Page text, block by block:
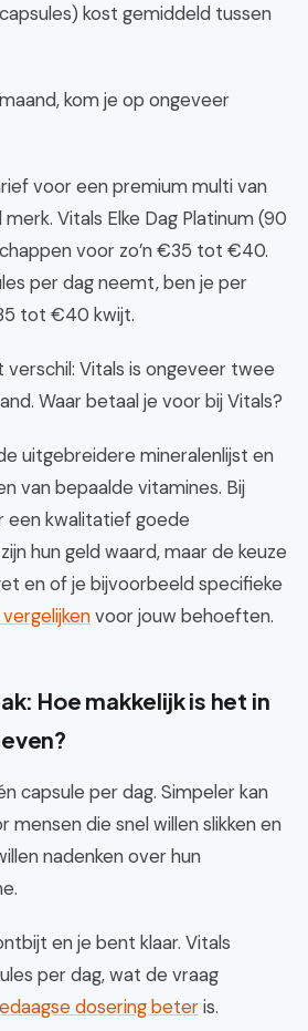
kost gemiddeld tussen
kom je op ongeveer
voor een premium multi van
Vitals Elke Dag Platinum (90
voor zo’n €35 tot €40.
per dag neemt, ben je per
tot €40 kwijt.
verschil: Vitals is ongeveer twee
Waar betaal je voor bij Vitals?
uitgebreidere mineralenlijst en
van bepaalde vitamines. Bij
een kwalitatief goede
hun geld waard, maar de keuze
en of je bijvoorbeeld specifieke
voor jouw behoeften.
Hoe makkelijk is het in
capsule per dag. Simpeler kan
mensen die snel willen slikken en
nadenken over hun
en je bent klaar. Vitals
per dag, wat de vraag
dosering beteris.